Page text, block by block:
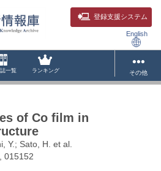
登録支援システム
English
一覧 ランキング その他
of Co film in
Y.; Sato, H. et al.
015152